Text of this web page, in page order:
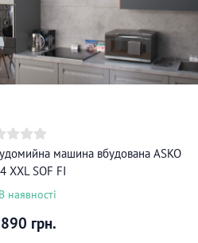
машина вбудована ASKO
XXL SOF FI
В наявності
грн.